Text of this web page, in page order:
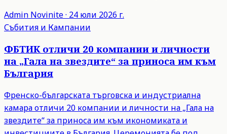
Admin Novinite· 24 юли 2026 г.
Събития и Кампании
ФБТИК отличи 20 компании и личности
на „Гала на звездите“ за приноса им към
България
Френско-българската търговска и индустриална
камара отличи 20 компании и личности на „Гала на
звездите“ за приноса им към икономиката и